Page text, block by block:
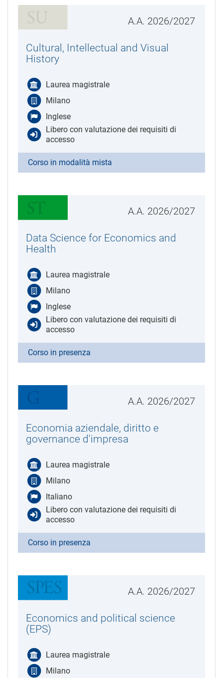
A.A. 2026/2027
Cultural, Intellectual and Visual
History
Laurea magistrale
Milano
Inglese
Libero con valutazione dei requisiti di
accesso
Corso in modalità mista
A.A. 2026/2027
Data Science for Economics and
Health
Laurea magistrale
Milano
Inglese
Libero con valutazione dei requisiti di
accesso
Corso in presenza
A.A. 2026/2027
Economia aziendale, diritto e
governance d'impresa
Laurea magistrale
Milano
Italiano
Libero con valutazione dei requisiti di
accesso
Corso in presenza
A.A. 2026/2027
Economics and political science
(EPS)
Laurea magistrale
Milano